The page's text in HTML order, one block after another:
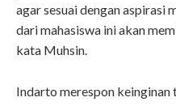
agar sesuai dengan aspirasi
dari mahasiswa ini akan
kata Muhsin.
Indarto merespon